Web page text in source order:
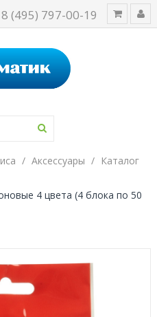
8 (495) 797-00-19
Аксессуары
Каталог
4 цвета (4 блока по 50